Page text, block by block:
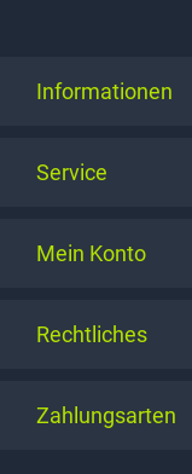
Informationen
Service
Mein Konto
Rechtliches
Zahlungsarten